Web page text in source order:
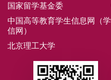
国家留学基金委
中国高等教育学生信息网（学
信网）
北京理工大学